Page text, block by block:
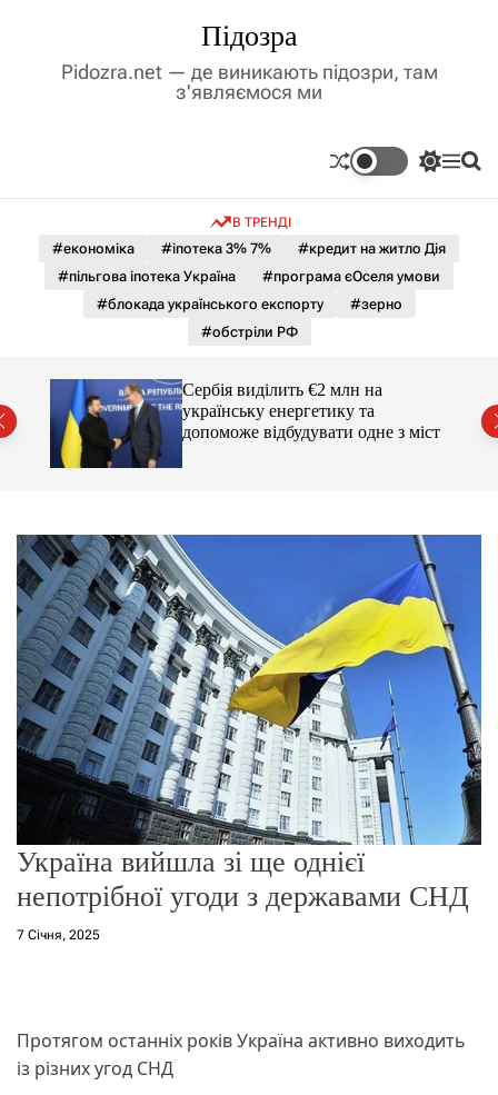
Підозра
Pidozra.net — де виникають підозри, там
з'являємося ми
П
м
к
а
р
ж
и
у
М П
В ТРЕНДІ
#економіка #іпотека 3% 7%
#кредит на житло Дія
#пільгова іпотека Україна
#програма єОселя умови
#блокада українського експорту
#зерно
#обстріли РФ
Сербія виділить €2 млн на
українську енергетику та
допоможе відбудувати одне з міст
Україна вийшла зі ще однієї
непотрібної угоди з державами СНД
7 Січня, 2025
Протягом останніх років Україна активно виходить
із різних угод СНД